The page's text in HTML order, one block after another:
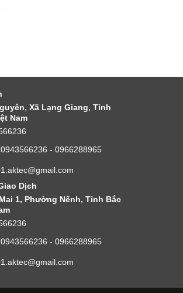
Xã Lạng Giang, Tỉnh
Nam
- 0966288965
Dịch
1, Phường Nếnh, Tỉnh Bắc
- 0966288965